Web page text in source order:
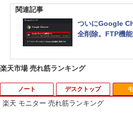
関連記事
ついにGoogle
全削除。FTP機
楽天市場 売れ筋ランキング
ノート デスクトップ
楽天 モニター 売れ筋ランキング